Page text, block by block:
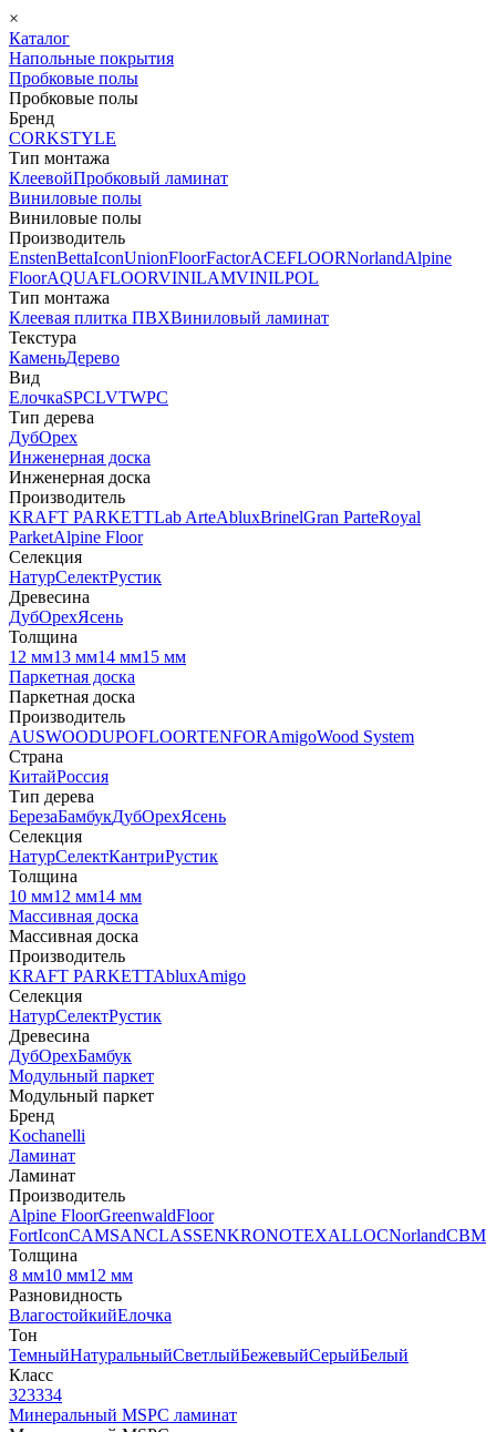
×
Каталог
Напольные покрытия
Пробковые полы
Пробковые полы
Бренд
CORKSTYLE
Тип монтажа
КлеевойПробковый ламинат
Виниловые полы
Виниловые полы
Производитель
EnstenBettaIconUnionFloorFactorACEFLOORNorlandAlpine
FloorAQUAFLOORVINILAMVINILPOL
Тип монтажа
Клеевая плитка ПВХВиниловый ламинат
Текстура
КаменьДерево
Вид
ЕлочкаSPCLVTWPC
Тип дерева
ДубОрех
Инженерная доска
Инженерная доска
Производитель
KRAFT PARKETTLab ArteAbluxBrinelGran ParteRoyal
ParketAlpine Floor
Селекция
НатурСелектРустик
Древесина
ДубОрехЯсень
Толщина
12 мм13 мм14 мм15 мм
Паркетная доска
Паркетная доска
Производитель
AUSWOODUPOFLOORTENFORAmigoWood System
Страна
КитайРоссия
Тип дерева
БерезаБамбукДубОрехЯсень
Селекция
НатурСелектКантриРустик
Толщина
10 мм12 мм14 мм
Массивная доска
Массивная доска
Производитель
KRAFT PARKETTAbluxAmigo
Селекция
НатурСелектРустик
Древесина
ДубОрехБамбук
Модульный паркет
Модульный паркет
Бренд
Kochanelli
Ламинат
Ламинат
Производитель
Alpine FloorGreenwaldFloor
FortIconCAMSANCLASSENKRONOTEXALLOCNorlandCBM
Толщина
8 мм10 мм12 мм
Разновидность
ВлагостойкийЕлочка
Тон
ТемныйНатуральныйСветлыйБежевыйСерыйБелый
Класс
323334
Минеральный MSPC ламинат